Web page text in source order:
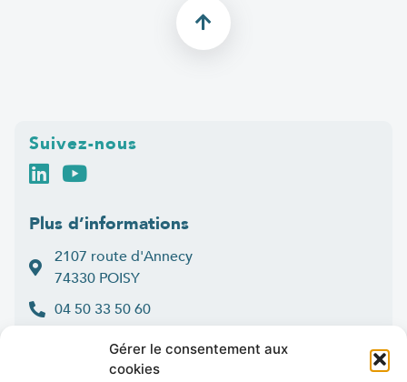
Gérer le consentement aux
cookies
Suivez-nous
Plus d’informations
2107 route d'Annecy
74330 POISY
04 50 33 50 60
Lun > jeu : 9h-12h et 14h-16h30
9h-12h et 14h-16h